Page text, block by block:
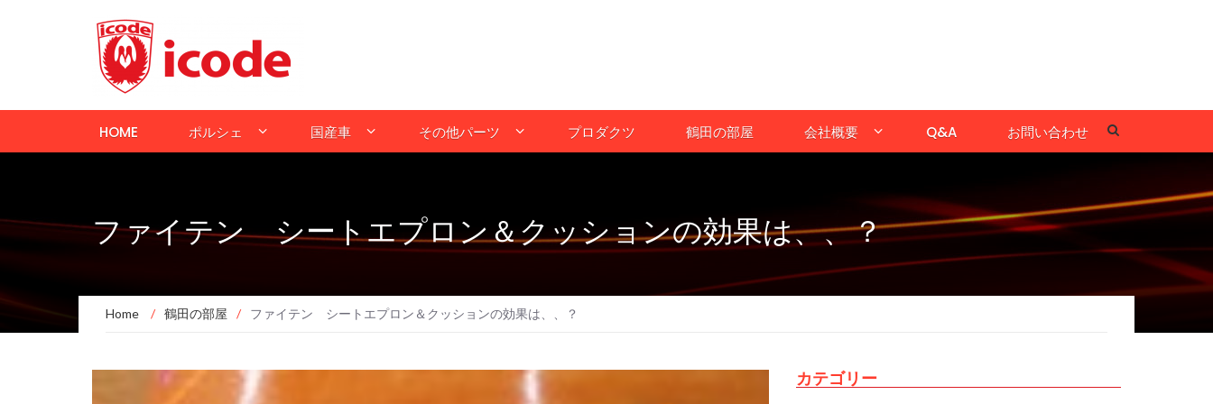
HOME ポルシェ 国産車 その他パーツ プロダクツ 鶴田の部屋 会社概要 Q&A お問い合わせ
ファイテン シートエプロン＆クッションの効果は、、？
Home / 鶴田の部屋 / ファイテン シートエプロン＆クッションの効果は、、？
カテゴリー